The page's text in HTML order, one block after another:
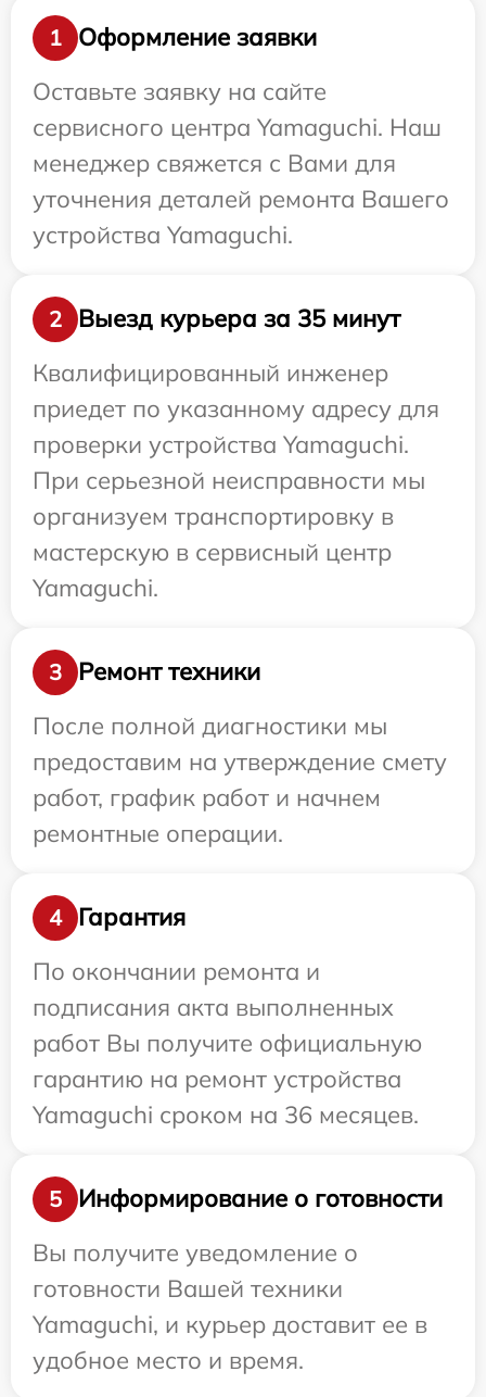
1
Оформление заявки
Оставьте заявку на сайте
сервисного центра Yamaguchi. Наш
менеджер свяжется с Вами для
уточнения деталей ремонта Вашего
устройства Yamaguchi.
2
Выезд курьера за 35 минут
Квалифицированный инженер
приедет по указанному адресу для
проверки устройства Yamaguchi.
При серьезной неисправности мы
организуем транспортировку в
мастерскую в сервисный центр
Yamaguchi.
3
Ремонт техники
После полной диагностики мы
предоставим на утверждение смету
работ, график работ и начнем
ремонтные операции.
4
Гарантия
По окончании ремонта и
подписания акта выполненных
работ Вы получите официальную
гарантию на ремонт устройства
Yamaguchi сроком на 36 месяцев.
5
Информирование о готовности
Вы получите уведомление о
готовности Вашей техники
Yamaguchi, и курьер доставит ее в
удобное место и время.